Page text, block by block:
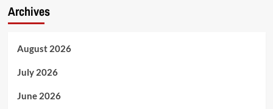
Archives
August 2026
July 2026
June 2026